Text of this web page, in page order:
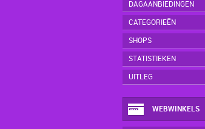
DAGAANBIEDINGEN
CATEGORIEËN
SHOPS
STATISTIEKEN
UITLEG
WEBWINKELS